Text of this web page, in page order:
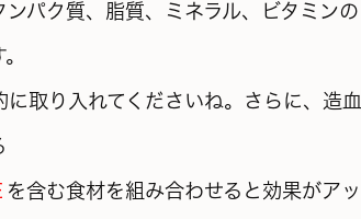
パク質、脂質、ミネラル、ビタミンの
取り入れてくださいね。さらに、造血
を含む食材を組み合わせると効果がアッ